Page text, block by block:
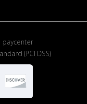
paycenter
(PCI DSS)